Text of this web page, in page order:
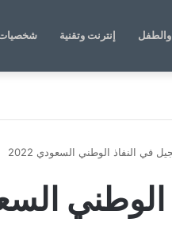
والطفل إنترنت وتقنية
في النفاذ الوطني السعودي 2022